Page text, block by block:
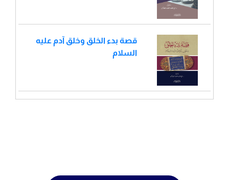
قصة بدء الخلق وخلق آدم عليه
السلام